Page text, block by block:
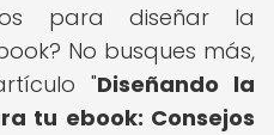
para diseñar la
No busques más,
"Diseñando la
tu ebook: Consejos